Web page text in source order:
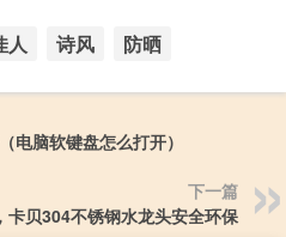
人 诗风 防晒
电脑软键盘怎么打开）
下一篇
卡贝304不锈钢水龙头安全环保